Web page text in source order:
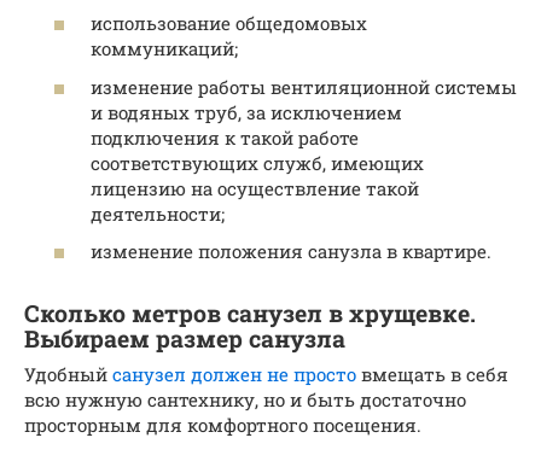
использование общедомовых
коммуникаций;
изменение работы вентиляционной системы
и водяных труб, за исключением
подключения к такой работе
соответствующих служб, имеющих
лицензию на осуществление такой
деятельности;
изменение положения санузла в квартире.
Сколько метров санузел в хрущевке.
Выбираем размер санузла
Удобный санузел должен не просто вмещать в себя
всю нужную сантехнику, но и быть достаточно
просторным для комфортного посещения.